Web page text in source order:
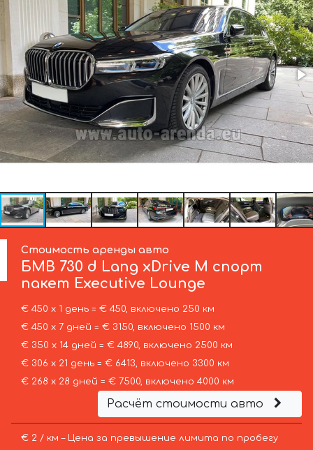
Стоимость аренды авто
БМВ 730 d Lang xDrive M спорт
пакет Executive Lounge
€ 450 х 1 день = € 450, включено 250 км
€ 450 х 7 дней = € 3150, включено 1500 км
€ 350 х 14 дней = € 4890, включено 2500 км
€ 306 х 21 день = € 6413, включено 3300 км
€ 268 х 28 дней = € 7500, включено 4000 км
Расчёт стоимости авто
€ 2 / км – Цена за превышение лимита по пробегу